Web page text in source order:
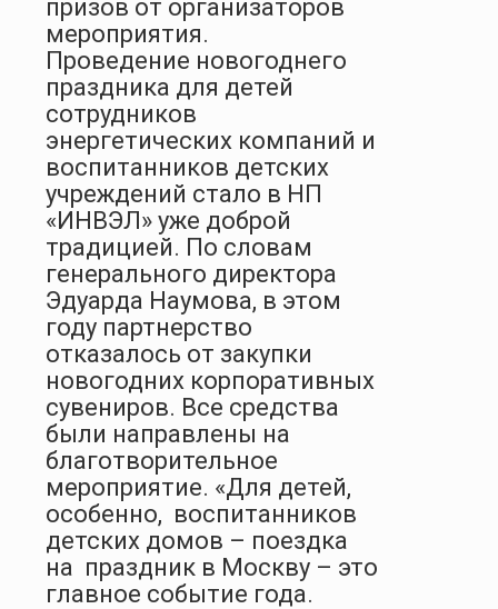
призов от организаторов
мероприятия.
Проведение новогоднего
праздника для детей
сотрудников
энергетических компаний и
воспитанников детских
учреждений стало в НП
«ИНВЭЛ» уже доброй
традицией. По словам
генерального директора
Эдуарда Наумова, в этом
году партнерство
отказалось от закупки
новогодних корпоративных
сувениров. Все средства
были направлены на
благотворительное
мероприятие. «Для детей,
особенно, воспитанников
детских домов – поездка
на праздник в Москву – это
главное событие года.